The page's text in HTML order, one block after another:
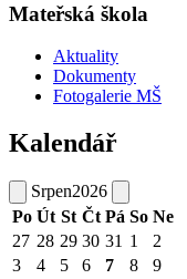
Mateřská škola
Aktuality
Dokumenty
Fotogalerie MŠ
Kalendář
Srpen2026
Po Út St Čt Pá So Ne
27 28 29 30 31 1
2
3
4 5 6 7 8
9